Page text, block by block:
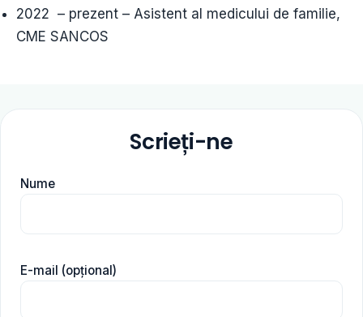
2022 – prezent – Asistent al medicului de familie,
CME SANCOS
Scrieți-ne
Nume
E-mail (opțional)